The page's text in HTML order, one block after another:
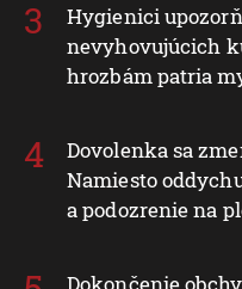
Hygienici
nevyhovujúcich
hrozbám patria
Dovolenka sa
Namiesto
a podozrenie na
Dokončenie